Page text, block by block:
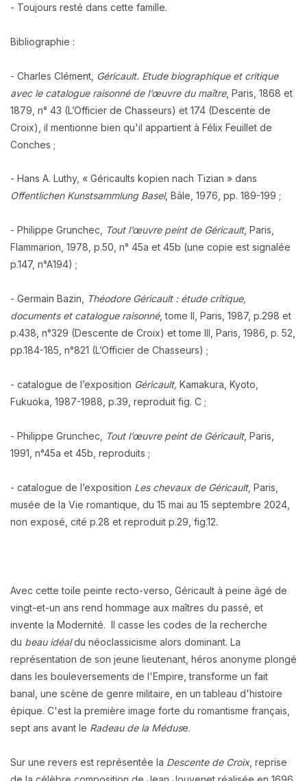
- Toujours resté dans cette famille.
Bibliographie :
- Charles Clément, Géricault. Etude biographique et critique
avec le catalogue raisonné de l’œuvre du maître, Paris, 1868 et
1879, n° 43 (L’Officier de Chasseurs) et 174 (Descente de
Croix), il mentionne bien qu'il appartient à Félix Feuillet de
Conches ;
- Hans A. Luthy, « Géricaults kopien nach Tizian » dans
Offentlichen Kunstsammlung Basel, Bâle, 1976, pp. 189-199 ;
- Philippe Grunchec, Tout l’œuvre peint de Géricault, Paris,
Flammarion, 1978, p.50, n° 45a et 45b (une copie est signalée
p.147, n°A194) ;
- Germain Bazin,
Théodore Géricault : étude critique,
documents et catalogue raisonné, tome II, Paris, 1987, p.298 et
p.438, n°329 (Descente de Croix) et tome III, Paris, 1986, p. 52,
pp.184-185, n°821 (L’Officier de Chasseurs) ;
- catalogue de l’exposition Géricault, Kamakura, Kyoto,
Fukuoka, 1987-1988, p.39, reproduit fig. C ;
- Philippe Grunchec, Tout l’œuvre peint de Géricault, Paris,
1991, n°45a et 45b, reproduits ;
- catalogue de l’exposition Les chevaux de Géricault, Paris,
musée de la Vie romantique, du 15 mai au 15 septembre 2024,
non exposé, cité p.28 et reproduit p.29, fig.12.
Avec cette toile peinte recto-verso, Géricault à peine âgé de
vingt-et-un ans rend hommage aux maîtres du passé, et
invente la Modernité. Il casse les codes de la recherche
du beau idéaldu néoclassicisme alors dominant. La
représentation de son jeune lieutenant, héros anonyme plongé
dans les bouleversements de l'Empire, transforme un fait
banal, une scène de genre militaire, en un tableau d'histoire
épique. C'est la première image forte du romantisme français,
sept ans avant le Radeau de la Méduse.
Sur une revers est représentée la Descente de Croix, reprise